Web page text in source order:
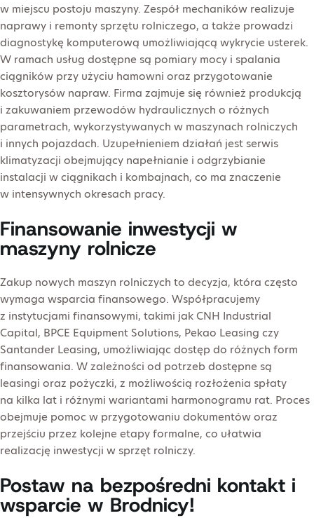
w miejscu postoju maszyny. Zespół mechaników realizuje
naprawy i remonty sprzętu rolniczego, a także prowadzi
diagnostykę komputerową umożliwiającą wykrycie usterek.
W ramach usług dostępne są pomiary mocy i spalania
ciągników przy użyciu hamowni oraz przygotowanie
kosztorysów napraw. Firma zajmuje się również produkcją
i zakuwaniem przewodów hydraulicznych o różnych
parametrach, wykorzystywanych w maszynach rolniczych
i innych pojazdach. Uzupełnieniem działań jest serwis
klimatyzacji obejmujący napełnianie i odgrzybianie
instalacji w ciągnikach i kombajnach, co ma znaczenie
w intensywnych okresach pracy.
Finansowanie inwestycji w
maszyny rolnicze
Zakup nowych maszyn rolniczych to decyzja, która często
wymaga wsparcia finansowego. Współpracujemy
z instytucjami finansowymi, takimi jak CNH Industrial
Capital, BPCE Equipment Solutions, Pekao Leasing czy
Santander Leasing, umożliwiając dostęp do różnych form
finansowania. W zależności od potrzeb dostępne są
leasingi oraz pożyczki, z możliwością rozłożenia spłaty
na kilka lat i różnymi wariantami harmonogramu rat. Proces
obejmuje pomoc w przygotowaniu dokumentów oraz
przejściu przez kolejne etapy formalne, co ułatwia
realizację inwestycji w sprzęt rolniczy.
Postaw na bezpośredni kontakt i
wsparcie w Brodnicy!